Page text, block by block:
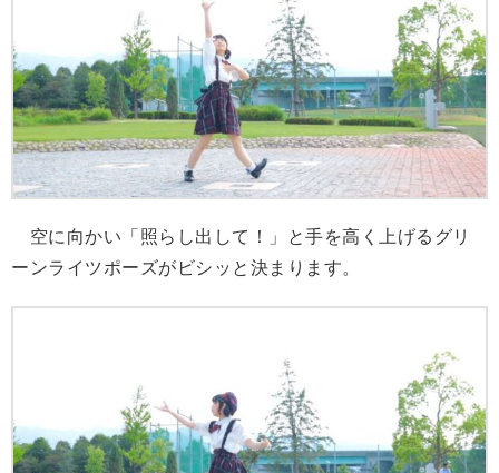
空に向かい「照らし出して！」と手を高く上げるグリ
ーンライツポーズがビシッと決まります。